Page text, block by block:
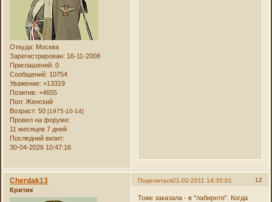
Откуда: Москва
Зарегистрирован: 16-11-2008
Приглашений: 0
Сообщений: 10754
Уважение: +13319
Позитив: +4655
Пол: Женский
Возраст: 50[1975-10-14]
Провел на форуме:
11 месяцев 7 дней
Последний визит:
30-04-2026 10:47:16
Поделиться 12
21-02-2011 14:35:01
Cherdak13
Критик
Тоже заказала - в "лабирнте". Когда